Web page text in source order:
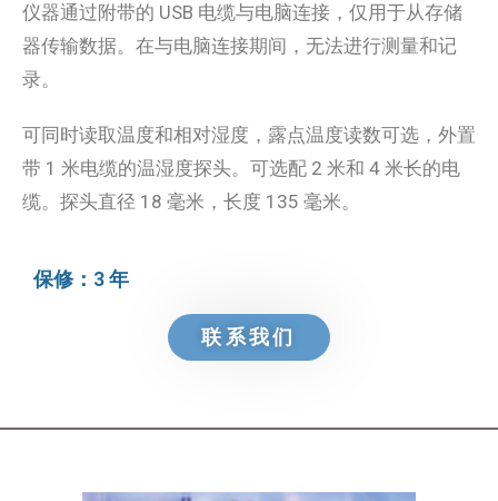
仪器通过附带的 USB 电缆与电脑连接，仅用于从存储
器传输数据。在与电脑连接期间，无法进行测量和记
录。
可同时读取温度和相对湿度，露点温度读数可选，外置
带 1 米电缆的温湿度探头。可选配 2 米和 4 米长的电
缆。探头直径 18 毫米，长度 135 毫米。
保修：3 年
联系我们